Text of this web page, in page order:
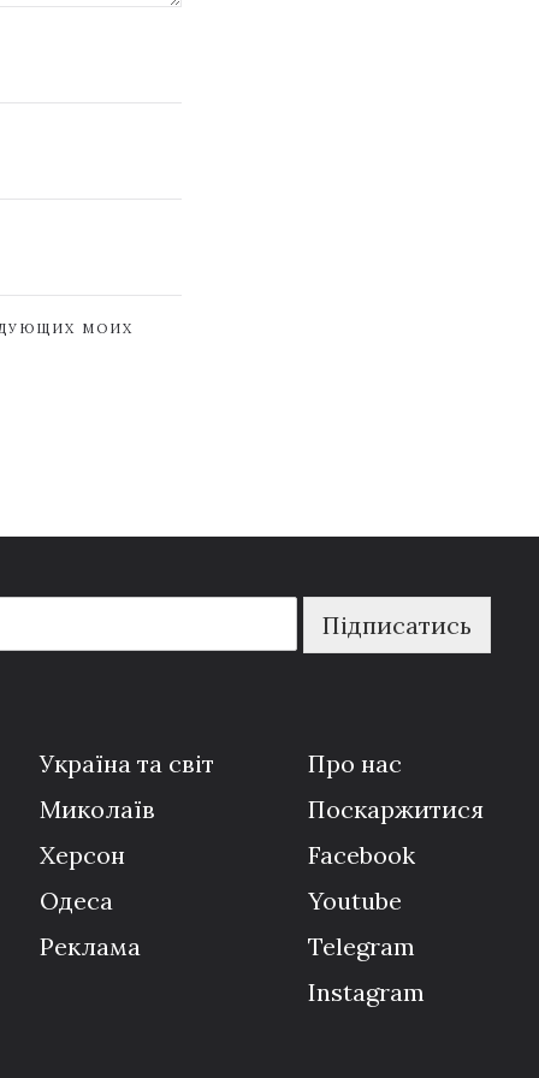
МОИХ
Підписатись
Україна та світ
Миколаїв
Херсон
Одеса
Реклама
Про нас
Поскаржитися
Facebook
Youtube
Telegram
Instagram